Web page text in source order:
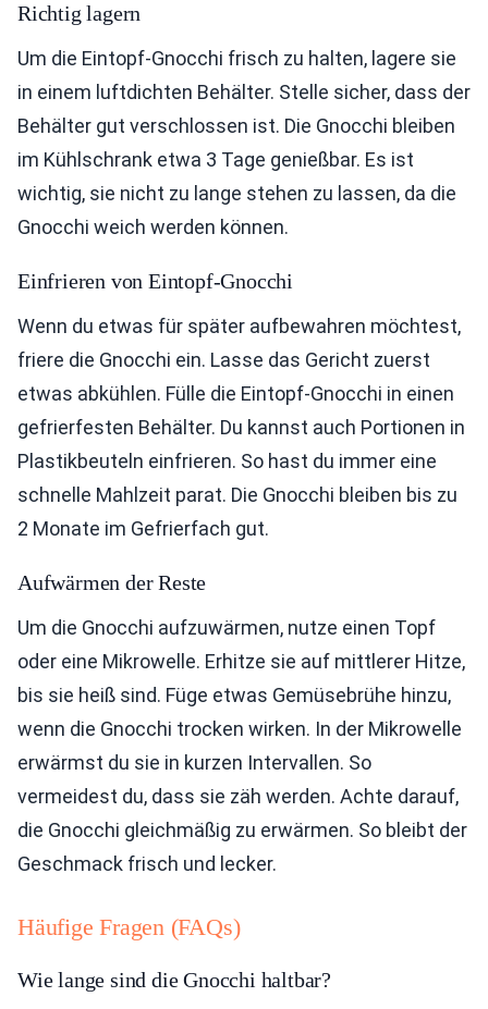
Richtig lagern
Um die Eintopf-Gnocchi frisch zu halten, lagere sie
in einem luftdichten Behälter. Stelle sicher, dass der
Behälter gut verschlossen ist. Die Gnocchi bleiben
im Kühlschrank etwa 3 Tage genießbar. Es ist
wichtig, sie nicht zu lange stehen zu lassen, da die
Gnocchi weich werden können.
Einfrieren von Eintopf-Gnocchi
Wenn du etwas für später aufbewahren möchtest,
friere die Gnocchi ein. Lasse das Gericht zuerst
etwas abkühlen. Fülle die Eintopf-Gnocchi in einen
gefrierfesten Behälter. Du kannst auch Portionen in
Plastikbeuteln einfrieren. So hast du immer eine
schnelle Mahlzeit parat. Die Gnocchi bleiben bis zu
2 Monate im Gefrierfach gut.
Aufwärmen der Reste
Um die Gnocchi aufzuwärmen, nutze einen Topf
oder eine Mikrowelle. Erhitze sie auf mittlerer Hitze,
bis sie heiß sind. Füge etwas Gemüsebrühe hinzu,
wenn die Gnocchi trocken wirken. In der Mikrowelle
erwärmst du sie in kurzen Intervallen. So
vermeidest du, dass sie zäh werden. Achte darauf,
die Gnocchi gleichmäßig zu erwärmen. So bleibt der
Geschmack frisch und lecker.
Häufige Fragen (FAQs)
Wie lange sind die Gnocchi haltbar?